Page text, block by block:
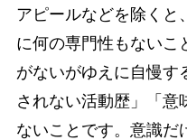
アピールなどを除くと
に何の専門性もないこ
がないがゆえに自慢す
されない活動歴」「意
ないことです。意識だ